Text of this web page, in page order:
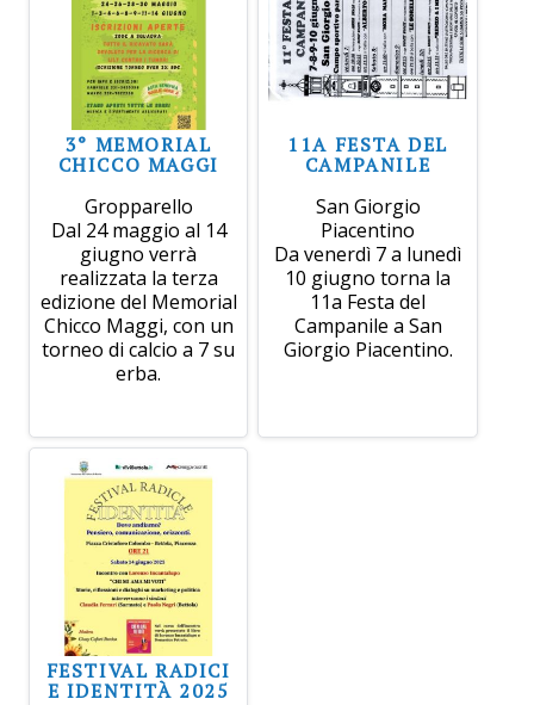
3° MEMORIAL
CHICCO MAGGI
Gropparello
Dal 24 maggio al 14
giugno verrà
realizzata la terza
edizione del Memorial
Chicco Maggi, con un
torneo di calcio a 7 su
erba.
11A FESTA DEL
CAMPANILE
San Giorgio
Piacentino
Da venerdì 7 a lunedì
10 giugno torna la
11a Festa del
Campanile a San
Giorgio Piacentino.
FESTIVAL RADICI
E IDENTITÀ 2025